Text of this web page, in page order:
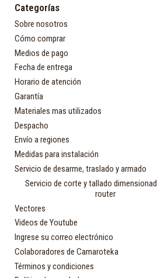
Categorías
Sobre nosotros
Cómo comprar
Medios de pago
Fecha de entrega
Horario de atención
Garantía
Materiales mas utilizados
Despacho
Envío a regiones
Medidas para instalación
Servicio de desarme, traslado y armado
Servicio de corte y tallado
router
Vectores
Videos de Youtube
Ingrese su correo electrónico
Colaboradores de Camaroteka
Términos y condiciones